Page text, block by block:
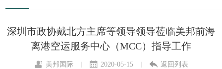
深圳市政协戴北方主席等领导领导莅临美邦前海
离港空运服务中心（MCC）指导工作
美邦国际 | 2020-05-15 | 返回列表